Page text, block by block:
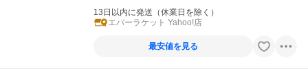
13日以内に発送（休業日を除く）
エバーラケット Yahoo!店
最安値を見る